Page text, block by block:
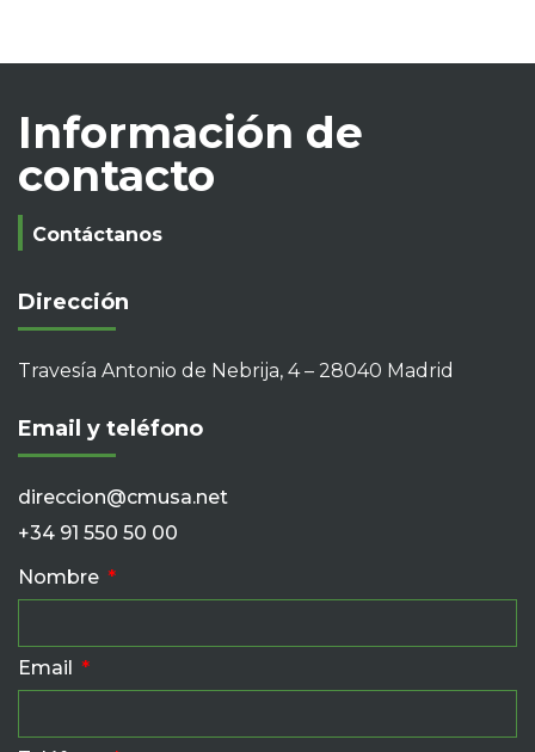
Información de
contacto
Contáctanos
Dirección
Travesía Antonio de Nebrija, 4 – 28040 Madrid
Email y teléfono
direccion@cmusa.net
+34 91 550 50 00
Nombre
Email